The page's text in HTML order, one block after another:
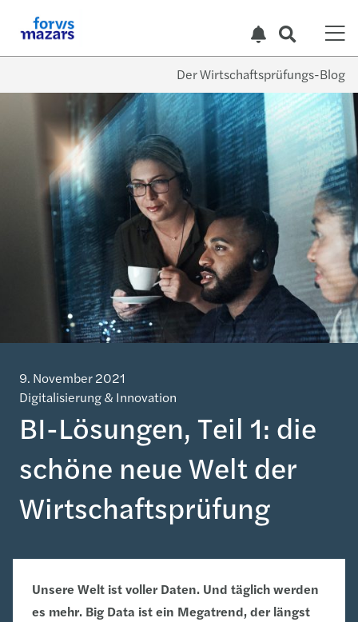
Der Wirtschaftsprüfungs-Blog
BI-Lösungen, Teil 1: die
schöne neue Welt der
Wirtschaftsprüfung
Digitalisierung & Innovation
9. November 2021
Unsere Welt ist voller Daten. Und täglich werden
es mehr. Big Data ist ein Megatrend, der längst